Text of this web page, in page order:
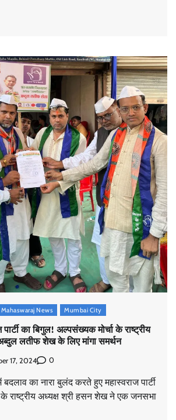
Mahaswaraj News Mumbai City
का बिगुल! अल्पसंख्यक मोर्चा के राष्ट्रीय
लतीफ शेख के लिए मांगा समर्थन
17, 2024 0
का नारा बुलंद करते हुए महास्वराज पार्टी
राष्ट्रीय अध्यक्ष श्री हसन शेख ने एक जनसभा